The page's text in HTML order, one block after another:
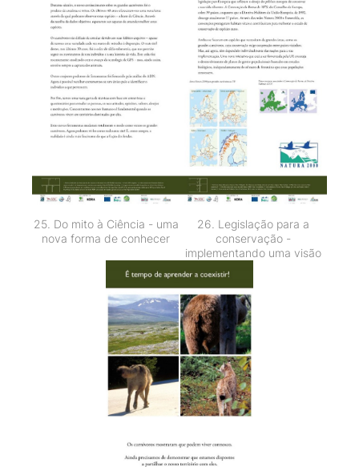
25. Do mito à Ciência - uma
nova forma de conhecer
26. Legislação para a
conservação -
implementando uma visão